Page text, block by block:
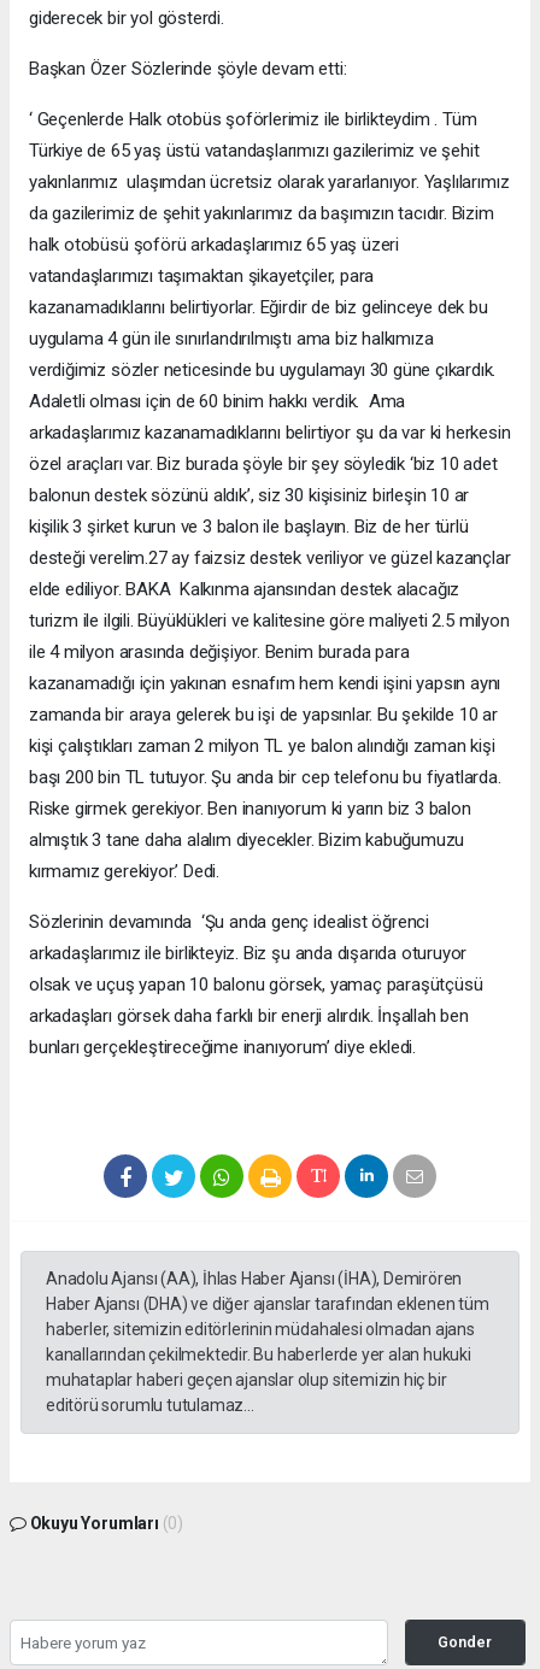
giderecek bir yol gösterdi.
Başkan Özer Sözlerinde şöyle devam etti:
‘ Geçenlerde Halk otobüs şoförlerimiz ile birlikteydim . Tüm
Türkiye de 65 yaş üstü vatandaşlarımızı gazilerimiz ve şehit
yakınlarımız ulaşımdan ücretsiz olarak yararlanıyor. Yaşlılarımız
da gazilerimiz de şehit yakınlarımız da başımızın tacıdır. Bizim
halk otobüsü şoförü arkadaşlarımız 65 yaş üzeri
vatandaşlarımızı taşımaktan şikayetçiler, para
kazanamadıklarını belirtiyorlar. Eğirdir de biz gelinceye dek bu
uygulama 4 gün ile sınırlandırılmıştı ama biz halkımıza
verdiğimiz sözler neticesinde bu uygulamayı 30 güne çıkardık.
Adaletli olması için de 60 binim hakkı verdik. Ama
arkadaşlarımız kazanamadıklarını belirtiyor şu da var ki herkesin
özel araçları var. Biz burada şöyle bir şey söyledik ‘biz 10 adet
balonun destek sözünü aldık’, siz 30 kişisiniz birleşin 10 ar
kişilik 3 şirket kurun ve 3 balon ile başlayın. Biz de her türlü
desteği verelim.27 ay faizsiz destek veriliyor ve güzel kazançlar
elde ediliyor. BAKA Kalkınma ajansından destek alacağız
turizm ile ilgili. Büyüklükleri ve kalitesine göre maliyeti 2.5 milyon
ile 4 milyon arasında değişiyor. Benim burada para
kazanamadığı için yakınan esnafım hem kendi işini yapsın aynı
zamanda bir araya gelerek bu işi de yapsınlar. Bu şekilde 10 ar
kişi çalıştıkları zaman 2 milyon TL ye balon alındığı zaman kişi
başı 200 bin TL tutuyor. Şu anda bir cep telefonu bu fiyatlarda.
Riske girmek gerekiyor. Ben inanıyorum ki yarın biz 3 balon
almıştık 3 tane daha alalım diyecekler. Bizim kabuğumuzu
kırmamız gerekiyor.’ Dedi.
Sözlerinin devamında ‘Şu anda genç idealist öğrenci
arkadaşlarımız ile birlikteyiz. Biz şu anda dışarıda oturuyor
olsak ve uçuş yapan 10 balonu görsek, yamaç paraşütçüsü
arkadaşları görsek daha farklı bir enerji alırdık. İnşallah ben
bunları gerçekleştireceğime inanıyorum’ diye ekledi.
Anadolu Ajansı (AA), İhlas Haber Ajansı (İHA), Demirören
Haber Ajansı (DHA) ve diğer ajanslar tarafından eklenen tüm
haberler, sitemizin editörlerinin müdahalesi olmadan ajans
kanallarından çekilmektedir. Bu haberlerde yer alan hukuki
muhataplar haberi geçen ajanslar olup sitemizin hiç bir
editörü sorumlu tutulamaz...
Okuyu Yorumları (0)
Gonder